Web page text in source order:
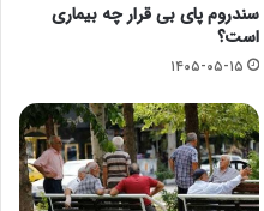
سندروم پای بی قرار چه بیماری
است؟
۱۴۰۵-۰۵-۱۵